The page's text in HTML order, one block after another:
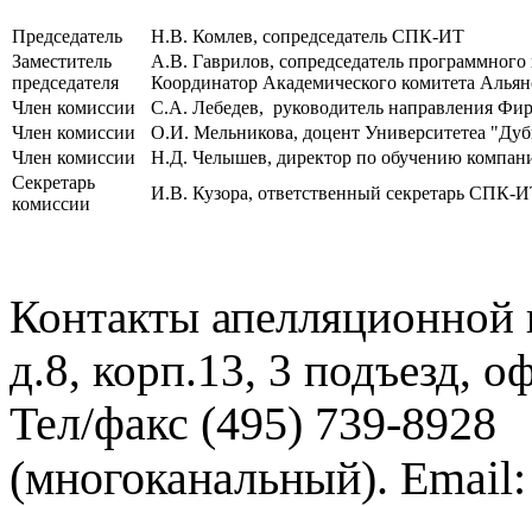
Председатель
Н.В. Комлев, сопредседатель СПК-ИТ
Заместитель
председателя
А.В. Гаврилов, сопредседатель
Координатор Академического комитета
Член комиссии
С.А. Лебедев, руководитель направления
Член комиссии
О.И. Мельникова, доцент Университетеа
Член комиссии
Н.Д. Челышев, директор по обучению
Секретарь
комиссии
И.В. Кузора, ответственный секретарь
Контакты
д.8, корп.13, 3 подъезд,
Тел/факс (495) 739-8928
(многоканальный). E